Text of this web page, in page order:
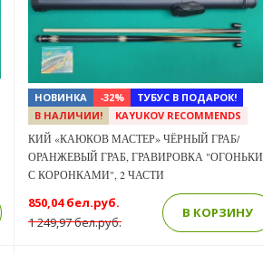
Next
Previous
НОВИНКА -32%
ТУБУС В ПОДАРОК!
В НАЛИЧИИ!
KAYUKOV RECOMMENDS
КИЙ «КАЮКОВ МАСТЕР» ЧЁРНЫЙ ГРАБ/
ОРАНЖЕВЫЙ ГРАБ, ГРАВИРОВКА "ОГОНЬКИ
С КОРОНКАМИ", 2 ЧАСТИ
1 249,97 бел.руб.
850,04 бел.руб.
В КОРЗИНУ